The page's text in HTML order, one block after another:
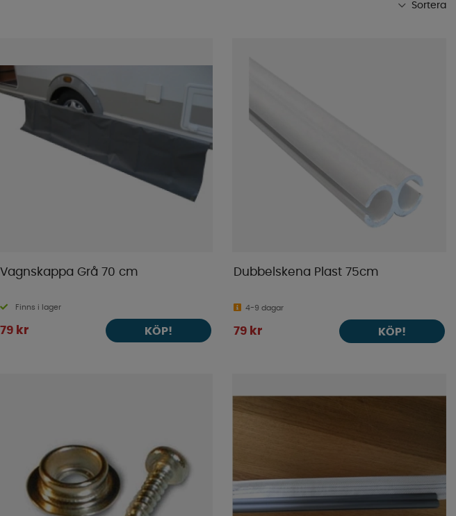
Sortera
Vagnskappa Grå 70 cm
Finns i lager
79 kr KÖP!
Dubbelskena Plast 75cm
4-9 dagar
79 kr KÖP!